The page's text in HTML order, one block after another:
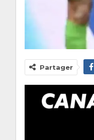
Partager